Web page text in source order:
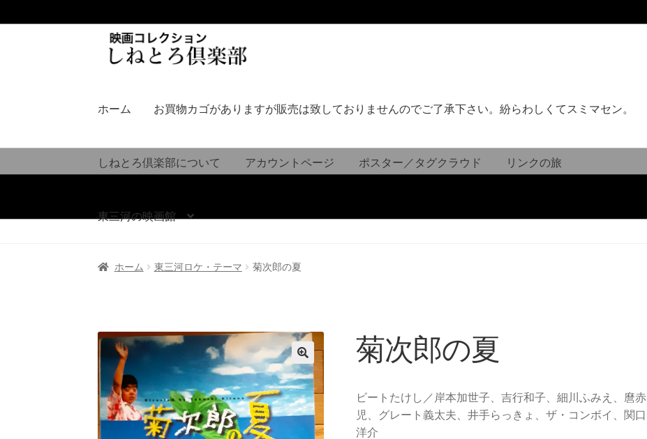
シ
へ
ス
ッ
ツ
キ
ッ
ホーム お買物カゴがありますが販売は致しておりませんのでご了承下さい。紛らわしくてスミマセン。
しねとろ倶楽部について アカウントページ ポスター／タグクラウド リンクの旅
東三河の映画館
ホーム 東三河ロケ・テーマ 菊次郎の夏
菊次郎の夏
ビートたけし／岸本加世子、吉行和子、細川ふみえ、麿赤
児、グレート義太夫、井手らっきょ、ザ・コンボイ、関口
洋介